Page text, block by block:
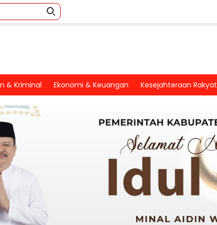
& Kriminal Ekonomi & Keuangan Kesejahteraan Rakyat